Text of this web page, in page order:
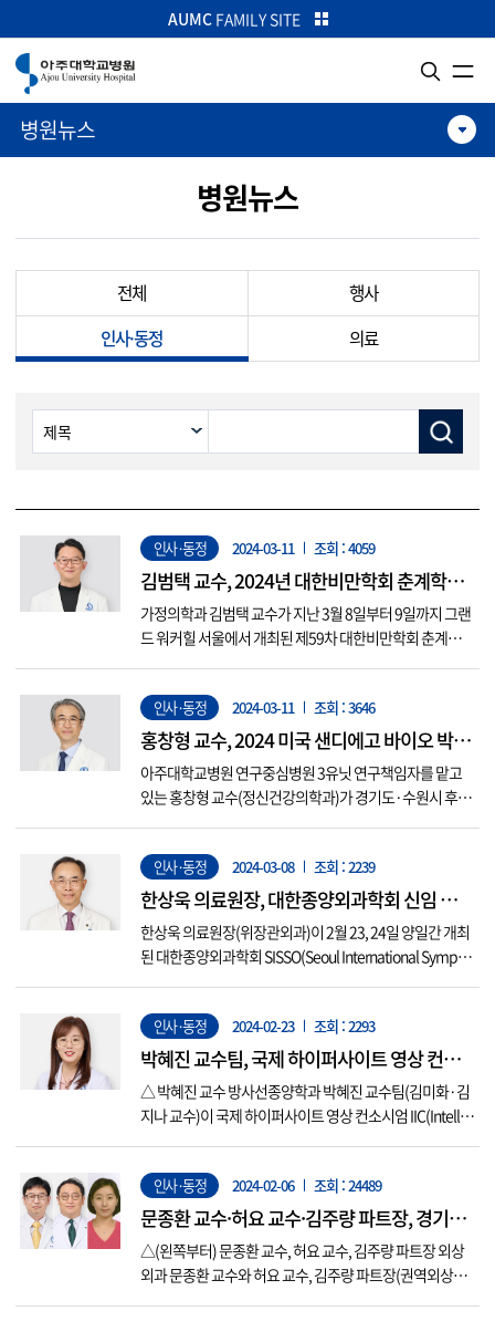
본문으로 가기
주메뉴로 가기
카피라이트로 가기
AUMCFAMILY SITE
병원뉴스
병원뉴스
전체
행사
인사·동정
의료
인사·동정 2024-03-11 조회 : 4059
김범택 교수, 2024년 대한비만학회 춘계학술
대회 최우수 구연상 수상
가정의학과 김범택 교수가 지난 3월 8일부터 9일까지 그랜
드 워커힐 서울에서 개최된 제59차 대한비만학회 춘계학술
for weight management in a predominantly east Asia
n...
인사·동정 2024-03-11 조회 : 3646
홍창형 교수, 2024 미국 샌디에고 바이오 박람
회 참석
아주대학교병원 연구중심병원 3유닛 연구책임자를 맡고
있는 홍창형 교수(정신건강의학과)가 경기도·수원시 후원
해외 수출 개척 및 마케팅을 지원하기 위한 것으로 홍창형
교수를 포함 6개 기관이 오는 6월에 있을 ‘2024 미국 샌디
인사·동정 2024-03-08 조회 : 2239
한상욱 의료원장, 대한종양외과학회 신임 이사
장 취임
한상욱 의료원장(위장관외과)이 2월 23, 24일 양일간 개최
된 대한종양외과학회 SISSO(Seoul International Symposi
한종양외과학회는 2005년 개설 이후 올해로 창립 20주년
을 맞는 의학회로, ...
인사·동정 2024-02-23 조회 : 2293
박혜진 교수팀, 국제 하이퍼사이트 영상 컨소
시엄 IIC 초청돼
△ 박혜진 교수 방사선종양학과 박혜진 교수팀(김미화·김
지나 교수)이 국제 하이퍼사이트 영상 컨소시엄 IIC(Intellig
라인 미팅으로 개최되며, 전 세계 하이퍼사이트 방사선 치
료기기를 도입한 19개 기관 및 영상 전문가가 참여해...
인사·동정 2024-02-06 조회 : 24489
문종환 교수·허요 교수·김주량 파트장, 경기
도지사 표창 수상
△(왼쪽부터) 문종환 교수, 허요 교수, 김주량 파트장 외상
외과 문종환 교수와 허요 교수, 김주량 파트장(권역외상센